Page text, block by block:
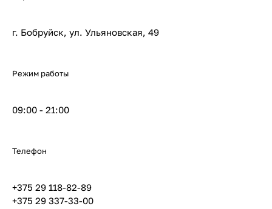
г. Бобруйск, ул. Ульяновская, 49
Режим работы
09:00 - 21:00
Телефон
+375 29 118-82-89
+375 29 337-33-00